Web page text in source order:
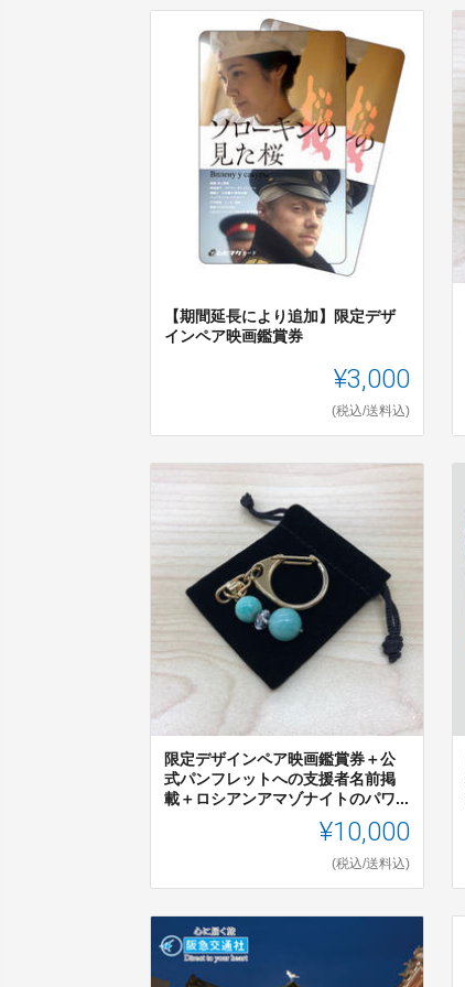
【期間延長により追加】限定デザ
インペア映画鑑賞券
¥3,000
(税込/送料込)
限定デザインペア映画鑑賞券＋公
式パンフレットへの支援者名前掲
載＋ロシアンアマゾナイトのパワ...
¥10,000
(税込/送料込)